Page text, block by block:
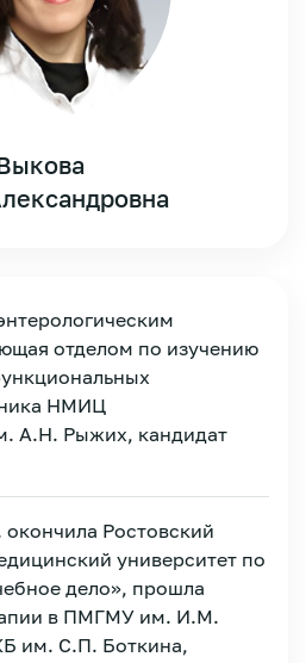
отделом по изучению
НМИЦ
А.Н. Рыжих, кандидат
окончила Ростовский
университет по
дело», прошла
в ПМГМУ им. И.М.
им. С.П. Боткина,